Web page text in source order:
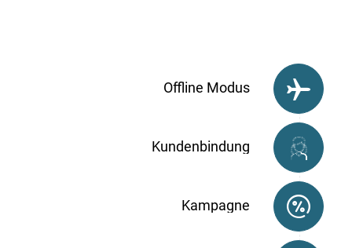
Offline Modus
Kundenbindung
Kampagne